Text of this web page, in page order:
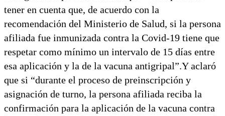
tener en cuenta que, de acuerdo con la
recomendación del Ministerio de Salud, si la persona
afiliada fue inmunizada contra la Covid-19 tiene que
respetar como mínimo un intervalo de 15 días entre
esa aplicación y la de la vacuna antigripal”.Y aclaró
que si “durante el proceso de preinscripción y
asignación de turno, la persona afiliada reciba la
confirmación para la aplicación de la vacuna contra